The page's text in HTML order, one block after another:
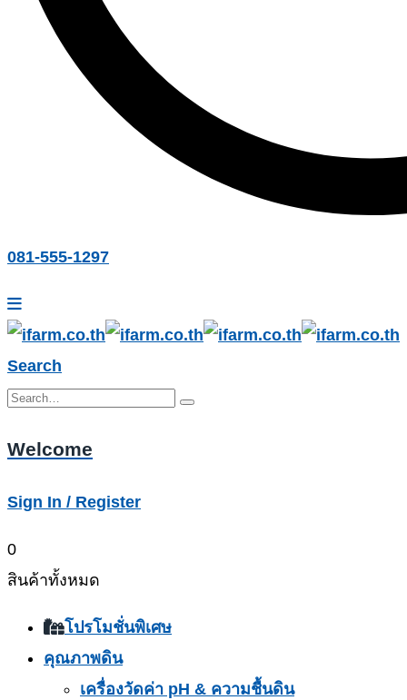
081-555-1297
Search
Welcome
Sign In / Register
0
สินค้าทั้งหมด
โปรโมชั่นพิเศษ
คุณภาพดิน
เครื่องวัดค่า pH & ความชื้นดิน